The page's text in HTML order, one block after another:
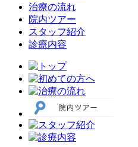
治療の流れ
院内ツアー
スタッフ紹介
診療内容